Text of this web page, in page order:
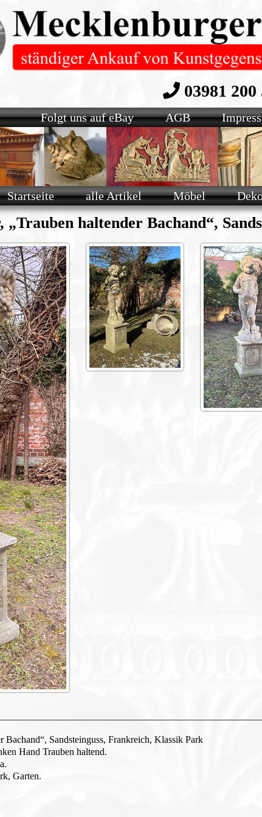
03981 200
Folgt uns auf eBay AGB
Startseite alle Artikel Möbel
haltender Bachand“,
Bachand“, Sandsteinguss, Frankreich, Klassik Park
Hand Trauben haltend.
Garten.